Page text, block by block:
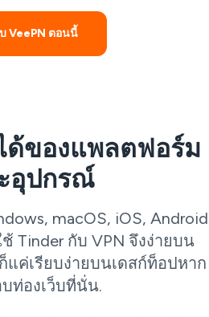
VeePN ตอนนี้
ด้ของแพลตฟอร์ม
อุปกรณ์
macOS, iOS, Android
Tinder กับ VPN จึงง่ายบน
ค่เรียบง่ายบนเดสก์ท็อปหาก
ท่องเว็บที่นั่น.